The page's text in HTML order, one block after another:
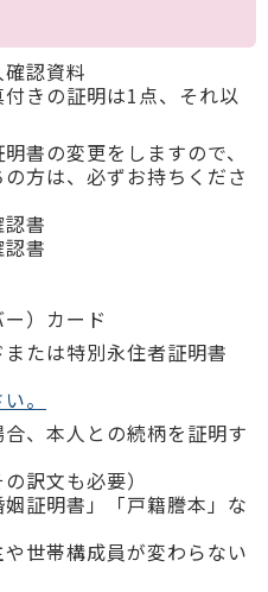
認資料
きの証明は1点、それ以
書の変更をしますので、
方は、必ずお持ちくださ
書
書
）カード
たは特別永住者証明書
。
、本人との続柄を証明す
訳文も必要）
証明書」「戸籍謄本」な
世帯構成員が変わらない